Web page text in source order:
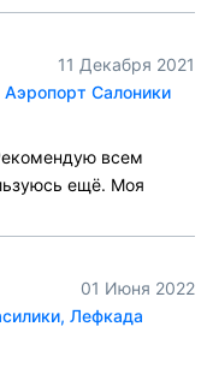
11 Декабря 2021
Салоники
всем
ещё. Моя
01 Июня 2022
Лефкада